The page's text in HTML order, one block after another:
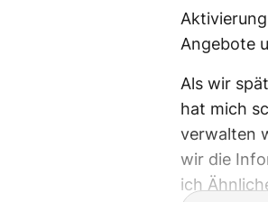
Angebote
Als wir
hat mich
verwalten
wir die
ich